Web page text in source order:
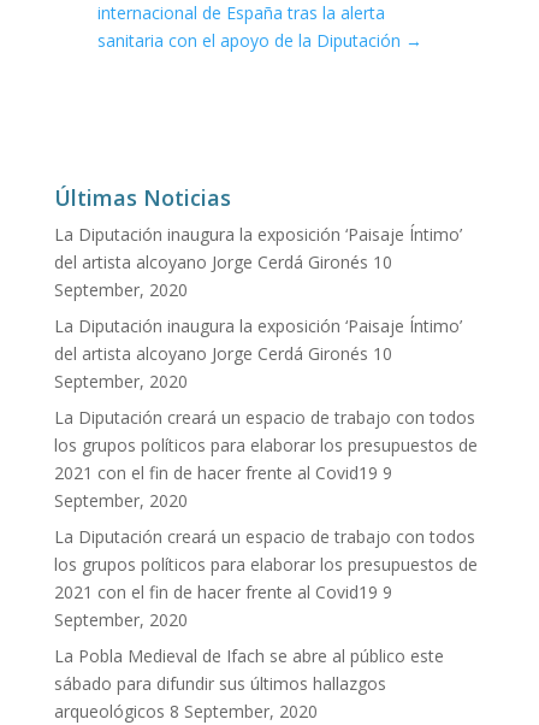
internacional de España tras la alerta
sanitaria con el apoyo de la Diputación →
Últimas Noticias
La Diputación inaugura la exposición ‘Paisaje Íntimo’
del artista alcoyano Jorge Cerdá Gironés 10
September, 2020
La Diputación inaugura la exposición ‘Paisaje Íntimo’
del artista alcoyano Jorge Cerdá Gironés 10
September, 2020
La Diputación creará un espacio de trabajo con todos
los grupos políticos para elaborar los presupuestos de
2021 con el fin de hacer frente al Covid19 9
September, 2020
La Diputación creará un espacio de trabajo con todos
los grupos políticos para elaborar los presupuestos de
2021 con el fin de hacer frente al Covid19 9
September, 2020
La Pobla Medieval de Ifach se abre al público este
sábado para difundir sus últimos hallazgos
arqueológicos 8 September, 2020